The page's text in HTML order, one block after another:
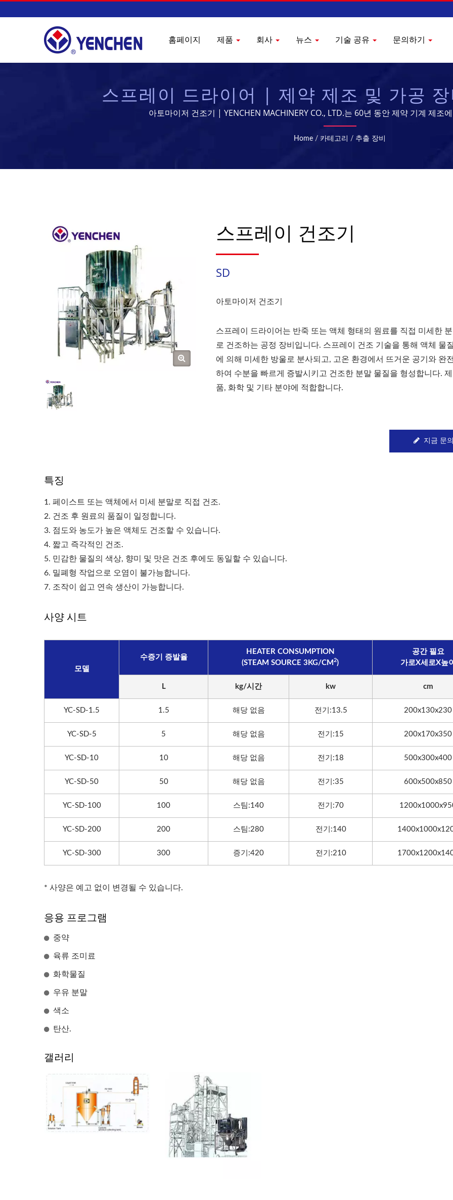
홈페이지 제품 회사 뉴스 기술 공유 문의하기
스프레이 드라이어 | 제약 제조 및 가공
아토마이저 건조기 | YENCHEN MACHINERY CO., LTD.는 60년 동안 제약 기계 제조
Home / 카테고리 / 추출 장비
스프레이 건조기
SD
아토마이저 건조기
스프레이 드라이어는 반죽 또는 액체 형태의 원료를 직접 미세한
로 건조하는 공정 장비입니다. 스프레이 건조 기술을 통해 액체 물
에 의해 미세한 방울로 분사되고, 고온 환경에서 뜨거운 공기와 완
하여 수분을 빠르게 증발시키고 건조한 분말 물질을 형성합니다.
품, 화학 및 기타 분야에 적합합니다.
지금 문
특징
1. 페이스트 또는 액체에서 미세 분말로 직접 건조.
2. 건조 후 원료의 품질이 일정합니다.
3. 점도와 농도가 높은 액체도 건조할 수 있습니다.
4. 짧고 즉각적인 건조.
5. 민감한 물질의 색상, 향미 및 맛은 건조 후에도 동일할 수 있습니다.
6. 밀폐형 작업으로 오염이 불가능합니다.
7. 조작이 쉽고 연속 생산이 가능합니다.
사양 시트
모델
수증기 증발율
HEATER CONSUMPTION
(STEAM SOURCE 3KG/CM2)
공간 필요
가로X세로X높
L kg/시간 kw cm
YC-SD-1.5 1.5 해당 없음 전기:13.5 200x130x230
YC-SD-5 5 해당 없음 전기:15 200x170x350
YC-SD-10 10 해당 없음 전기:18 500x300x400
YC-SD-50 50 해당 없음 전기:35 600x500x850
YC-SD-100 100 스팀:140 전기:70
YC-SD-200 200 스팀:280 전기:140
YC-SD-300 300 증기:420 전기:210
* 사양은 예고 없이 변경될 수 있습니다.
응용 프로그램
중약
육류 조미료
화학물질
우유 분말
색소
탄산.
갤러리